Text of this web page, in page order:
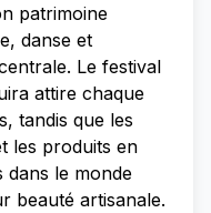
patrimoine
danse et
Le festival
attire chaque
tandis que les
les produits en
dans le monde
beauté artisanale.